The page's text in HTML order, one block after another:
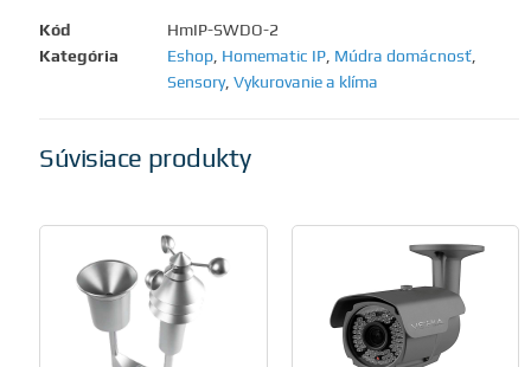
Kód
HmIP-SWDO-2
Kategória
Eshop, Homematic IP, Múdra domácnosť,
Sensory, Vykurovanie a klíma
Súvisiace produkty